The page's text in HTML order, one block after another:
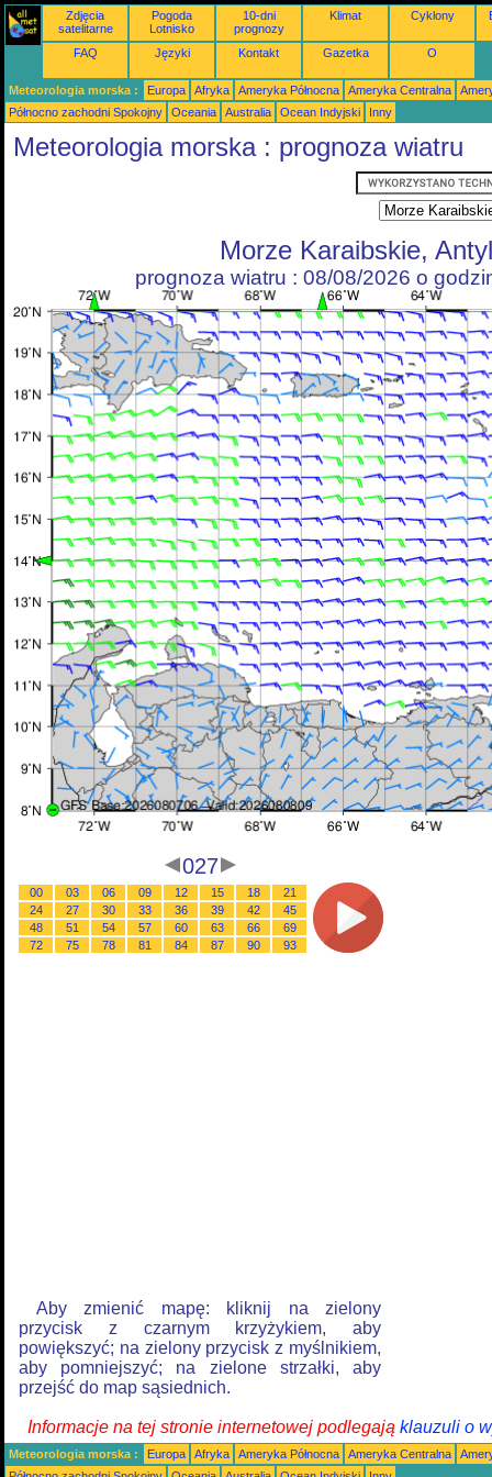
Zdjęcia
satelitarne
Pogoda
Lotnisko
10-dni
prognozy
Klimat Cyklony
FAQ Języki Kontakt Gazetka O
Meteorologia morska : Europa Afryka Ameryka Północna Ameryka Centralna
Północno zachodni Spokojny
Oceania Australia Ocean Indyjski Inny
Meteorologia morska : prognoza wiatru
Morze Karaibskie,
prognoza wiatru : 08/08/2026 o
027
00 03 06 09 12 15 18
21
24
27 30 33 36 39 42
45
48
51 54 57 60 63 66
69
72
75 78 81 84 87 90 93
Aby zmienić mapę: kliknij na zielony
przycisk z czarnym krzyżykiem, aby
powiększyć; na zielony przycisk z myślnikiem,
aby pomniejszyć; na zielone strzałki, aby
przejść do map sąsiednich.
Informacje na tej stronie internetowej podlegają klauzuli o
Meteorologia morska : Europa Afryka Ameryka Północna Ameryka Centralna